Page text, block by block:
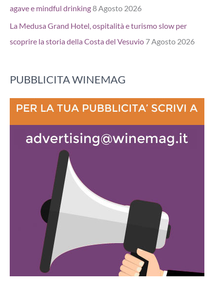
agave e mindful drinking8 Agosto 2026
La Medusa Grand Hotel, ospitalità e turismo slow per
scoprire la storia della Costa del Vesuvio 7 Agosto 2026
PUBBLICITA WINEMAG